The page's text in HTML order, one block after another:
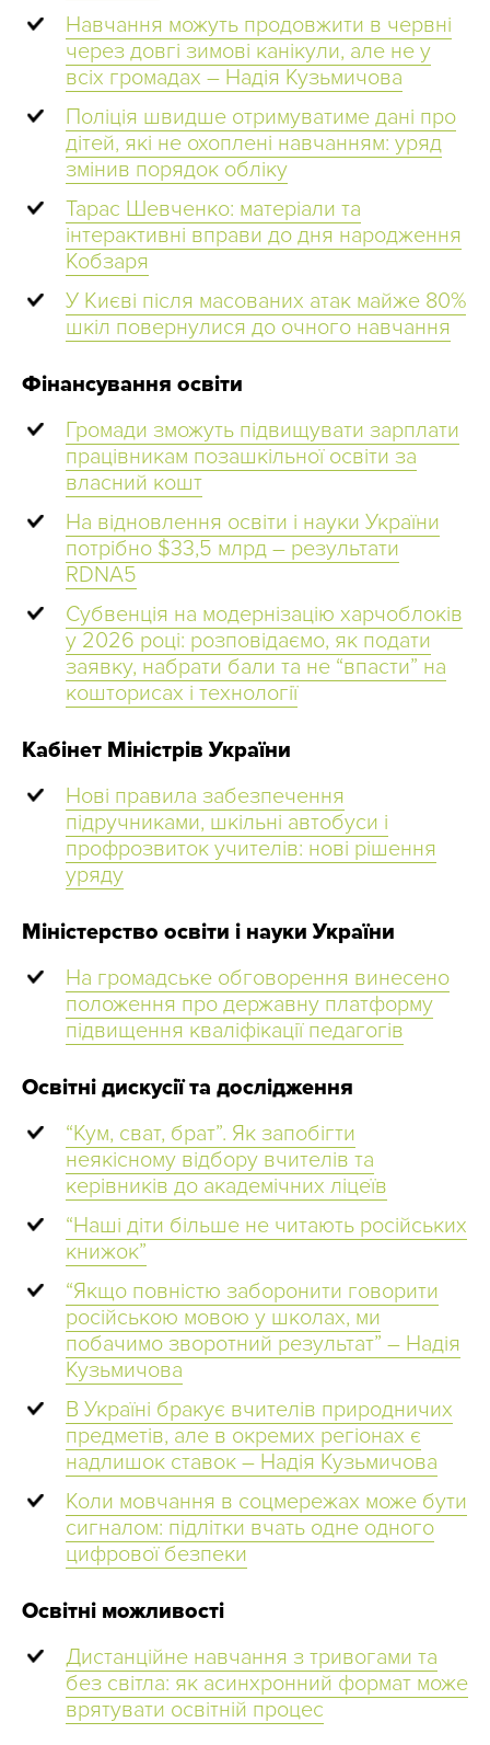
Навчання можуть продовжити в червні
через довгі зимові канікули, але не у
всіх громадах – Надія Кузьмичова
Поліція швидше отримуватиме дані про
дітей, які не охоплені навчанням: уряд
змінив порядок обліку
Тарас Шевченко: матеріали та
інтерактивні вправи до дня народження
Кобзаря
У Києві після масованих атак майже 80%
шкіл повернулися до очного навчання
Фінансування освіти
Громади зможуть підвищувати зарплати
працівникам позашкільної освіти за
власний кошт
На відновлення освіти і науки України
потрібно $33,5 млрд – результати
RDNA5
Субвенція на модернізацію харчоблоків
у 2026 році: розповідаємо, як подати
заявку, набрати бали та не “впасти” на
кошторисах і технології
Кабінет Міністрів України
Нові правила забезпечення
підручниками, шкільні автобуси і
профрозвиток учителів: нові рішення
уряду
Міністерство освіти і науки України
На громадське обговорення винесено
положення про державну платформу
підвищення кваліфікації педагогів
Освітні дискусії та дослідження
“Кум, сват, брат”. Як запобігти
неякісному відбору вчителів та
керівників до академічних ліцеїв
“Наші діти більше не читають російських
книжок”
“Якщо повністю заборонити говорити
російською мовою у школах, ми
побачимо зворотний результат” – Надія
Кузьмичова
В Україні бракує вчителів природничих
предметів, але в окремих регіонах є
надлишок ставок – Надія Кузьмичова
Коли мовчання в соцмережах може бути
сигналом: підлітки вчать одне одного
цифрової безпеки
Освітні можливості
Дистанційне навчання з тривогами та
без світла: як асинхронний формат може
врятувати освітній процес